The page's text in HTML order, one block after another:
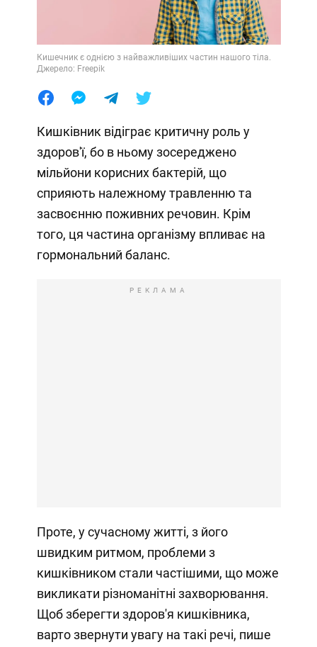
Кишечник є однією з найважливіших частин нашого тіла.
Джерело: Freepik
Кишківник відіграє критичну роль у
здоров'ї, бо в ньому зосереджено
мільйони корисних бактерій, що
сприяють належному травленню та
засвоєнню поживних речовин. Крім
того, ця частина організму впливає на
гормональний баланс.
РЕКЛАМА
Проте, у сучасному житті, з його
швидким ритмом, проблеми з
кишківником стали частішими, що може
викликати різноманітні захворювання.
Щоб зберегти здоров'я кишківника,
варто звернути увагу на такі речі, пише